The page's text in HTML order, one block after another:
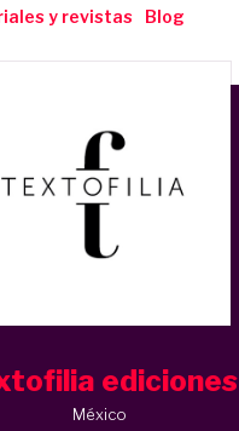
y revistas
Blog
ediciones
México